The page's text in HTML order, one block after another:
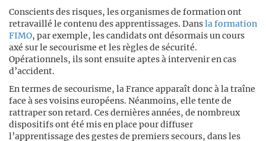
Conscients des risques, les organismes de formation ont
retravaillé le contenu des apprentissages. Dansla formation
FIMO, par exemple, les candidats ont désormais un cours
axé sur le secourisme et les règles de sécurité.
Opérationnels, ils sont ensuite aptes à intervenir en cas
d’accident.
En termes de secourisme, la France apparaît donc à la traîne
face à ses voisins européens. Néanmoins, elle tente de
rattraper son retard. Ces dernières années, de nombreux
dispositifs ont été mis en place pour diffuser
l’apprentissage des gestes de premiers secours, dans les